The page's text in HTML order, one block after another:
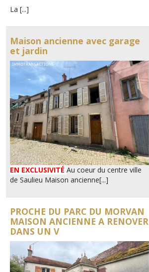
La [...]
Maison ancienne avec garage
et jardin
EN EXCLUSIVITÉ Au coeur du centre ville
de Saulieu Maison ancienne[...]
PROCHE DU PARC DU MORVAN
MAISON ANCIENNE A RENOVER
DANS UN V